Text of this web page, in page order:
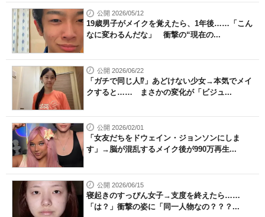
公開 2026/05/12
19歳男子がメイクを覚えたら、1年後……「こん
なに変わるんだな」 衝撃の“現在の...
公開 2026/06/22
「ガチで同じ人⁉」あどけない少女→本気でメイ
クすると…… まさかの変化が「ビジュ...
公開 2026/02/01
「女友だちをドウェイン・ジョンソンにしま
す」→脳が混乱するメイク後が990万再生...
公開 2026/06/15
寝起きのすっぴん女子→支度を終えたら……
「は？」衝撃の姿に「同一人物なの？？？...